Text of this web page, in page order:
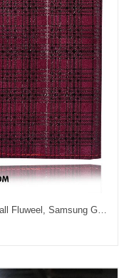
Samsung Galaxy A51 Hoesje Hoes Anti-fall Fluweel, Samsung Galaxy A51 Hoesje Folio Geruit